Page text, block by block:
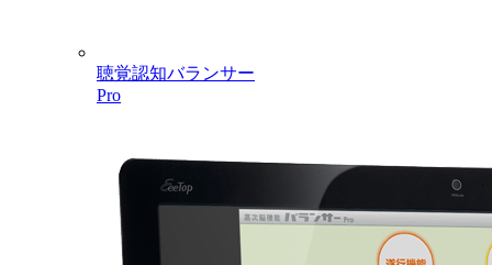
聴覚認知バランサー
Pro